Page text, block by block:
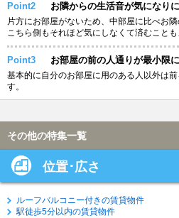
Point2 お隣からの生活音が気になり
片方にお部屋がないため、中部屋に比べお
こちら側もそれほど気にしなくて済むことも
Point3 お部屋の前の人通りが最小限
基本的に自分のお部屋に用のある人以外は
す。
その他の特集一覧
位置･広さ
ルーフバルコニー付きの賃貸物件
駅徒歩5分以内の賃貸物件